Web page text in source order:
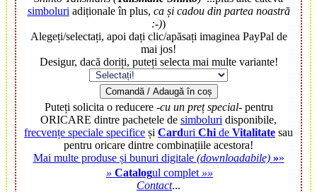
simboluri adiționale în plus, ca și cadou din partea noastră
:-))
Alegeți/selectați, apoi dați clic/apăsați imaginea PayPal de
mai jos!
Desigur, dacă doriți, puteți selecta mai multe variante!
Comandă / Adaugă în coș
Puteți solicita o reducere -cu un preț special-pentru
ORICARE dintre pachetele de simboluri disponibile,
frecvențe speciale specifice și Carduri Chi de Vitalitate sau
pentru oricare dintre combinațiile acestora!
Mai multe produse și bunuri digitale (downloadabile) »»
» Catalogul complet »»
Contact...